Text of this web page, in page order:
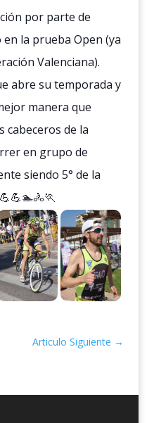
por parte de
la prueba Open (ya
Valenciana).
abre su temporada y
manera que
cabeceros de la
en grupo de
siendo 5° de la
Articulo Siguiente →